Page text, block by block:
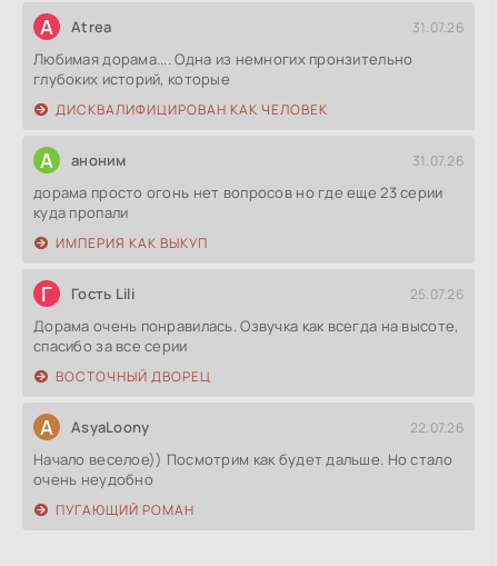
A Atrea 31.07.26
Любимая дорама.... Одна из немногих пронзительно
глубоких историй, которые
ДИСКВАЛИФИЦИРОВАН КАК ЧЕЛОВЕК
А аноним 31.07.26
дорама просто огонь нет вопросов но где еще 23 серии
куда пропали
ИМПЕРИЯ КАК ВЫКУП
Г Гость Lili 25.07.26
Дорама очень понравилась. Озвучка как всегда на высоте,
спасибо за все серии
ВОСТОЧНЫЙ ДВОРЕЦ
A AsyaLoony 22.07.26
Начало веселое)) Посмотрим как будет дальше. Но стало
очень неудобно
ПУГАЮЩИЙ РОМАН